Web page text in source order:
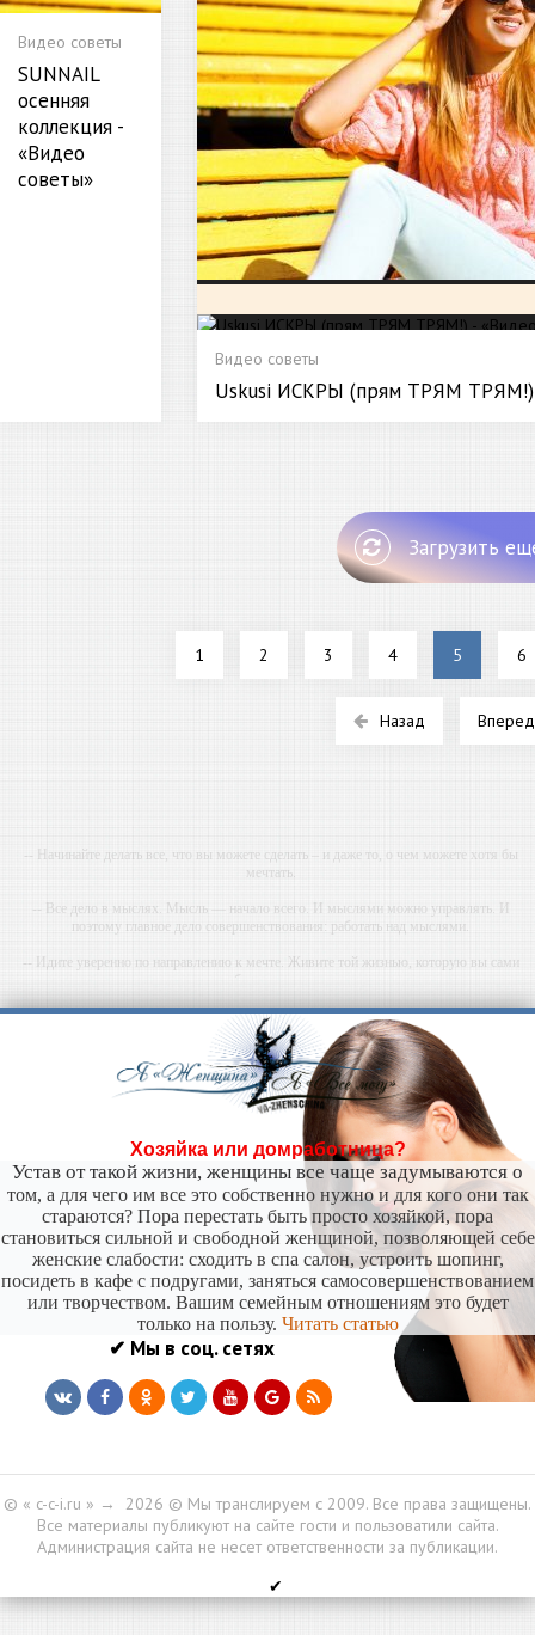
Видео советы
SUNNAIL
осенняя
коллекция -
«Видео
советы»
Видео советы
Uskusi ИСКРЫ (прям ТРЯМ ТРЯМ!)
Загрузить
Назад
1 2 3 4 5 6
Вперед
-- Начинайте делать все, что вы можете сделать – и даже то, о чем можете хотя бы
мечтать.
-- Все дело в мыслях. Мысль — начало всего. И мыслями можно управлять. И
поэтому главное дело совершенствования: работать над мыслями.
-- Идите уверенно по направлению к мечте. Живите той жизнью, которую вы сами
-- Самое большое богатство — это ум. Самая большая нищета — глупость. Из всех
страхов самый пугающий — самолюбование.
-- Лучшее, что можно сделать с хорошим советом, это пропустить его мимо ушей. Он
никогда не бывает полезен никому, кроме того, кто его дал.
-- Люблю давать советы и очень не люблю, когда их дают мне.
Хозяйка или домработница?
Устав от такой жизни, женщины все чаще задумываются о
том, а для чего им все это собственно нужно и для кого они так
стараются? Пора перестать быть просто хозяйкой, пора
становиться сильной и свободной женщиной, позволяющей себе
женские слабости: сходить в спа салон, устроить шопинг,
посидеть в кафе с подругами, заняться самосовершенствованием
или творчеством. Вашим семейным отношениям это будет
только на пользу. Читать статью
✔ Мы в соц. сетях
© « c-c-i.ru » → 2026 © Мы транслируем с 2009. Все права защищены.
Все материалы публикуют на сайте гости и пользоватили сайта.
Администрация сайта не несет ответственности за публикации.
✔